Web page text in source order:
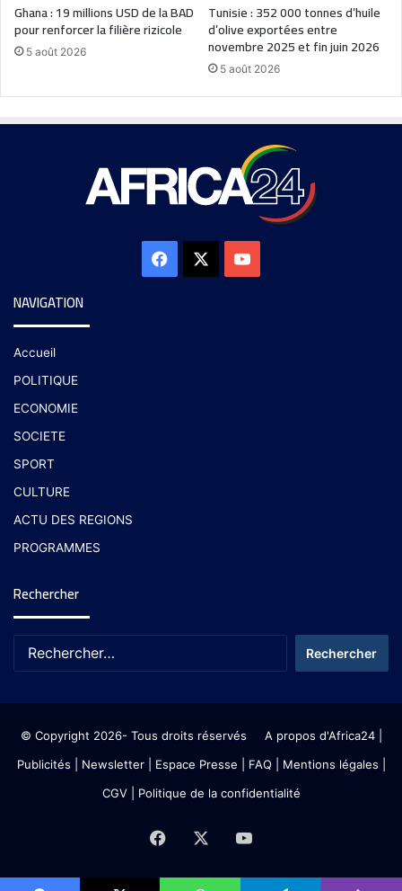
Ghana : 19 millions USD de la BAD
pour renforcer la filière rizicole
5 août 2026
Tunisie : 352 000 tonnes d’huile
d’olive exportées entre
novembre 2025 et fin juin 2026
5 août 2026
NAVIGATION
Accueil
POLITIQUE
ECONOMIE
SOCIETE
SPORT
CULTURE
ACTU DES REGIONS
PROGRAMMES
Rechercher
© Copyright 2026- Tous droits réservés A propos d'Africa24|
Publicités
Newsletter| Espace Presse | FAQ | Mentions légales
CGV| Politique de la confidentialité